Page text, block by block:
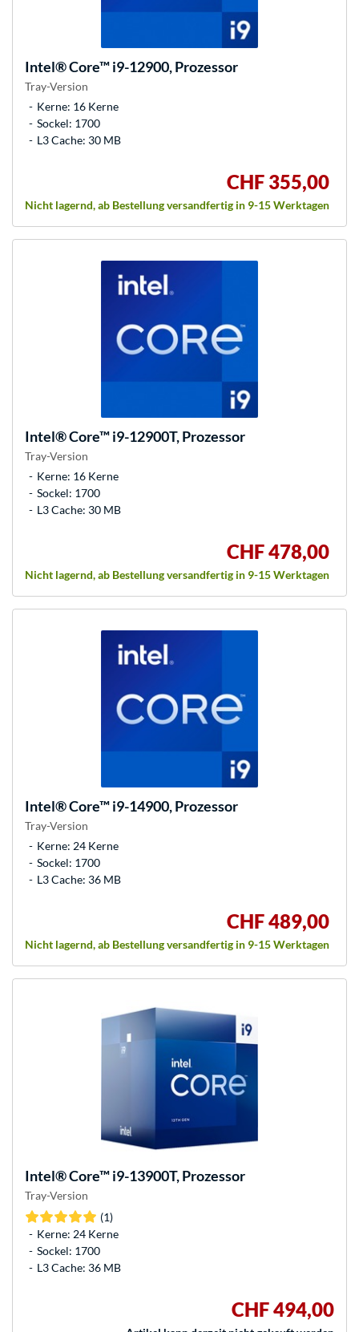
Intel®Core™ i9-12900, Prozessor
Tray-Version
Kerne: 16 Kerne
Sockel: 1700
L3 Cache: 30 MB
CHF 355,00
Nicht lagernd, ab Bestellung versandfertig in 9-15 Werktagen
Intel®Core™ i9-12900T, Prozessor
Tray-Version
Kerne: 16 Kerne
Sockel: 1700
L3 Cache: 30 MB
CHF 478,00
Nicht lagernd, ab Bestellung versandfertig in 9-15 Werktagen
Intel®Core™ i9-14900, Prozessor
Tray-Version
Kerne: 24 Kerne
Sockel: 1700
L3 Cache: 36 MB
CHF 489,00
Nicht lagernd, ab Bestellung versandfertig in 9-15 Werktagen
Intel®Core™ i9-13900T, Prozessor
Tray-Version
(1)
Kerne: 24 Kerne
Sockel: 1700
L3 Cache: 36 MB
CHF 494,00